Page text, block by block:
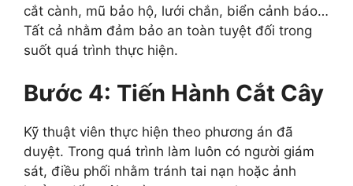
cắt cành, mũ bảo hộ, lưới chắn, biển cảnh báo…
Tất cả nhằm đảm bảo an toàn tuyệt đối trong
suốt quá trình thực hiện.
Bước 4: Tiến Hành Cắt Cây
Kỹ thuật viên thực hiện theo phương án đã
duyệt. Trong quá trình làm luôn có người giám
sát, điều phối nhằm tránh tai nạn hoặc ảnh